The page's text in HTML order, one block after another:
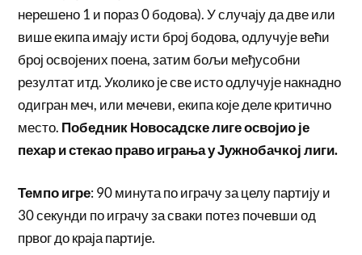
нерешено 1 и пораз 0 бодова). У случају да две или
више екипа имају исти број бодова, одлучује већи
број освојених поена, затим бољи међусобни
резултат итд. Уколико је све исто одлучује накнадно
одигран меч, или мечеви, екипа које деле критично
место. Победник Новосадске лиге освојио је
пехар и стекаоправо играња у Јужнобачкој лиги.
Темпо игре: 90 минута по играчу за целу партију и
30 секунди по играчу за сваки потез почевши од
првог до краја партије.